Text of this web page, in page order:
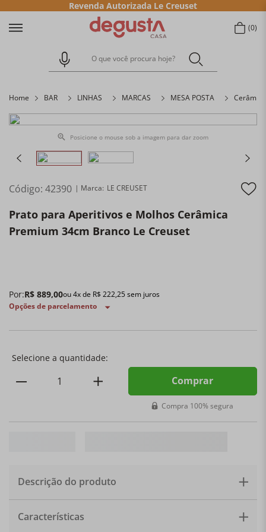
Revenda Autorizada Le Creuset
0
O que você procura hoje?
Home BAR LINHAS MARCAS MESA POSTA Cerâmica
Posicione o mouse sob a imagem para dar zoom
Código: 42390 LE CREUSET
Prato para Aperitivos e Molhos Cerâmica
Premium 34cm Branco Le Creuset
Por:R$ 889,00ou4x de R$ 222,25sem juros
Opções de parcelamento
Comprar
Compra 100% segura
Descrição do produto
O Prato para Aperitivos e Molhos da Le Creuset
combina praticidade e elegância para servir com estilo.
Características